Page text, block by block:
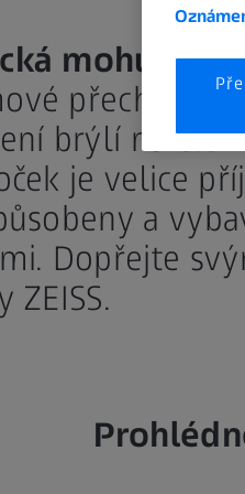
přechody
brýlí na
je velice
a
Dopřejte
ZEISS.